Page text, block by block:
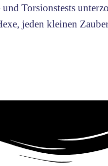
Torsionstests
jeden kleinen